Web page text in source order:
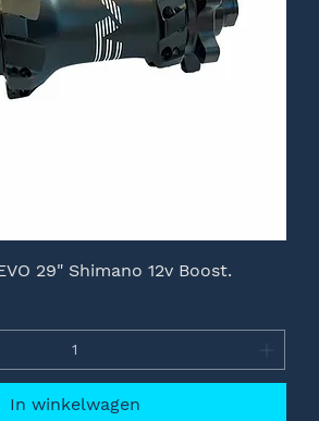
29" Shimano 12v Boost.
In winkelwagen